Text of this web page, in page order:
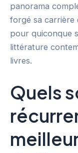
panorama
forgé sa carrière
pour quiconque
littérature
livres.
Quels